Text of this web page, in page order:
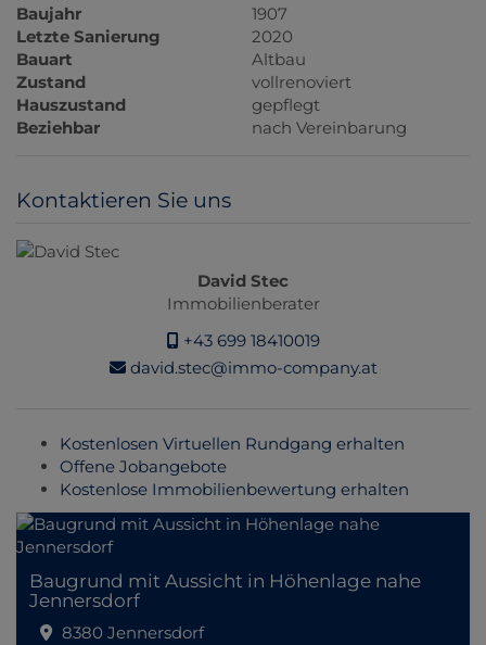
Baujahr
1907
Letzte Sanierung
2020
Bauart
Altbau
Zustand
vollrenoviert
Hauszustand
gepflegt
Beziehbar
nach Vereinbarung
Kontaktieren Sie uns
David Stec
Immobilienberater
+43 699 18410019
david.stec@immo-company.at
Kostenlosen Virtuellen Rundgang erhalten
Offene Jobangebote
Kostenlose Immobilienbewertung erhalten
Baugrund mit Aussicht in Höhenlage nahe
Jennersdorf
8380 Jennersdorf